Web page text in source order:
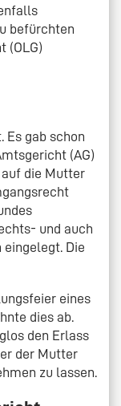
befürchten
(OLG)
Es gab schon
(AG)
die Mutter
und auch
Die
eines
dies ab.
den Erlass
der Mutter
zu lassen.